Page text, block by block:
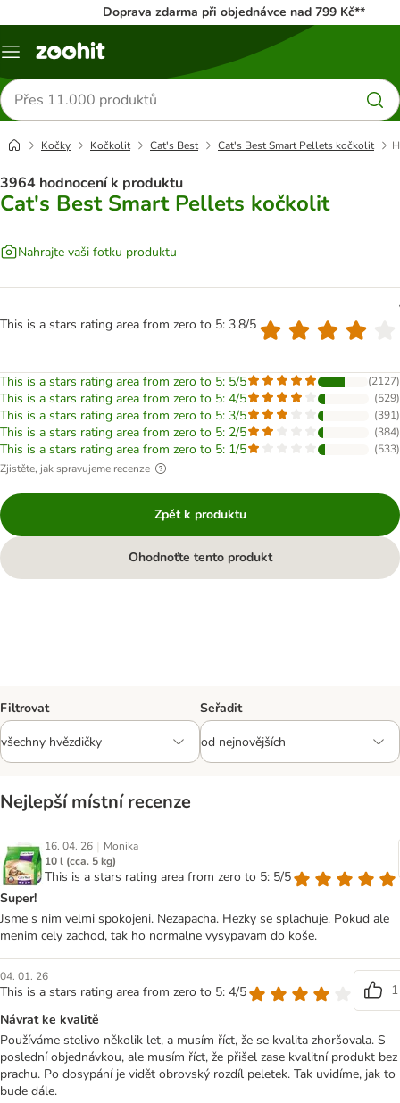
Doprava zdarma při objednávce nad 799 Kč**
Menu
Hledat
produkty
Kočky Kočkolit Cat's Best Cat's Best Smart Pellets kočkolit
3964 hodnocení k produktu
Cat's Best Smart Pellets kočkolit
Nahrajte vaši fotku produktu
This is a stars rating area from zero to 5: 3.8/5
This is a stars rating area from zero to 5: 5/5 (2127)
This is a stars rating area from zero to 5: 4/5 (529)
This is a stars rating area from zero to 5: 3/5 (391)
This is a stars rating area from zero to 5: 2/5 (384)
This is a stars rating area from zero to 5: 1/5 (533)
Zjistěte, jak spravujeme recenze
Zpět k produktu
Ohodnoťte tento produkt
Filtrovat Seřadit
Nejlepší místní recenze
16. 04. 26 | Monika
10 l (cca. 5 kg)
This is a stars rating area from zero to 5: 5/5
Super!
Jsme s nim velmi spokojeni. Nezapacha. Hezky se splachuje. Pokud ale
menim cely zachod, tak ho normalne vysypavam do koše.
04. 01. 26
This is a stars rating area from zero to 5: 4/5
1
Návrat ke kvalitě
Používáme stelivo několik let, a musím říct, že se kvalita zhoršovala. S
poslední objednávkou, ale musím říct, že přišel zase kvalitní produkt bez
prachu. Po dosypání je vidět obrovský rozdíl peletek. Tak uvidíme, jak to
bude dále.